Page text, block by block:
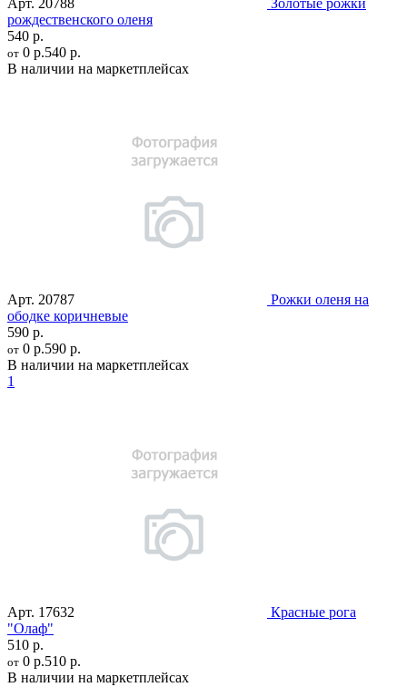
рождественского оленя
540 р.
от 0 р.540 р.
В наличии на маркетплейсах
Арт. 20787
Рожки оленя на
ободке коричневые
590 р.
от 0 р.590 р.
В наличии на маркетплейсах
1
Арт. 17632
Красные рога
"Олаф"
510 р.
от 0 р.510 р.
В наличии на маркетплейсах